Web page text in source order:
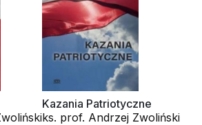
Kazania Patriotyczne
ks. prof. Andrzej Zwoliński